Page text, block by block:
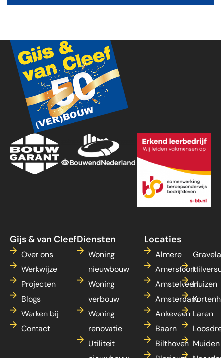
Gijs & van Cleef
Over ons
Werkwijze
Projecten
Blogs
Werken bij
Contact
Diensten
Woning
nieuwbouw
Woning
verbouw
Woning
renovatie
Utiliteit
Locaties
Almere
Amersfoort
Amstelveen
Amsterdam
Ankeveen
Baarn
Bilthoven
Huizen
Laren
Muiden